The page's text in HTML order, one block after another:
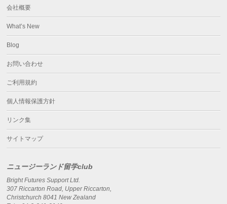
会社概要
What’s New
Blog
お問い合わせ
ご利用規約
個人情報保護方針
リンク集
サイトマップ
ニュージーランド留学club
Bright Futures Support Ltd.
307 Riccarton Road, Upper Riccarton,
Christchurch 8041 New Zealand